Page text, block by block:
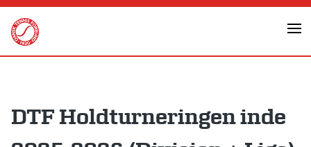
Skip
content
DTF Holdturneringen inde